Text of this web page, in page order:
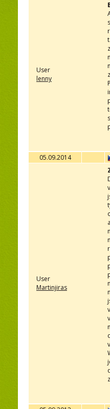
User
lenny
05.09.2014
User
Martinjiras